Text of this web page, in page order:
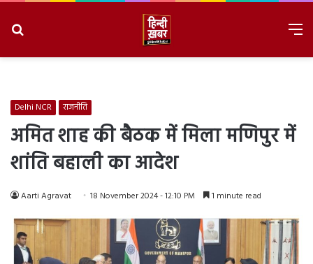
Delhi NCR राजनीति
अमित शाह की बैठक में मिला मणिपुर में
शांति बहाली का आदेश
Aarti Agravat 18 November 2024 - 12:10 PM 1 minute read